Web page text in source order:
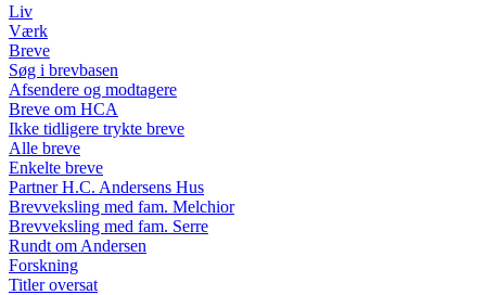
Liv
Værk
Breve
Søg i brevbasen
Afsendere og modtagere
Breve om HCA
Ikke tidligere trykte breve
Alle breve
Enkelte breve
Partner H.C. Andersens Hus
Brevveksling med fam. Melchior
Brevveksling med fam. Serre
Rundt om Andersen
Forskning
Titler oversat